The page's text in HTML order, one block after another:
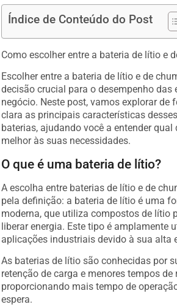
Índice de Conteúdo do Post
Como escolher entre a bateria de lítio e
Escolher entre a bateria de lítio e de
decisão crucial para o desempenho das
negócio. Neste post, vamos explorar de
clara as principais características
baterias, ajudando você a entender qual
melhor às suas necessidades.
O que é uma bateria de lítio?
A escolha entre baterias de lítio e de
pela definição: a bateria de lítio é uma
moderna, que utiliza compostos de lítio
liberar energia. Este tipo é amplamente
aplicações industriais devido à sua alta
As baterias de lítio são conhecidas por
retenção de carga e menores tempos de
proporcionando mais tempo de
espera.